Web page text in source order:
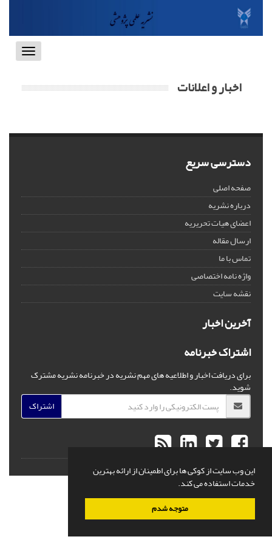
این وب سایت از کوکی ها برای اطمینان از ارائه بهترین
خدمات استفاده می کند.
متوجه شدم
Toggle
اخبار و اعلانات
دسترسی سریع
صفحه اصلی
درباره نشریه
اعضای هیات تحریریه
ارسال مقاله
تماس با ما
واژه نامه اختصاصی
نقشه سایت
آخرین اخبار
اشتراک خبرنامه
برای دریافت اخبار و اطلاعیه های مهم نشریه در خبرنامه نشریه مشترک
شوید.
اشتراک
© سامانه مدیریت نشریات علمی.قدرت گرفته ازسیناوب